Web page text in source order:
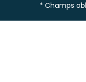
* Champs